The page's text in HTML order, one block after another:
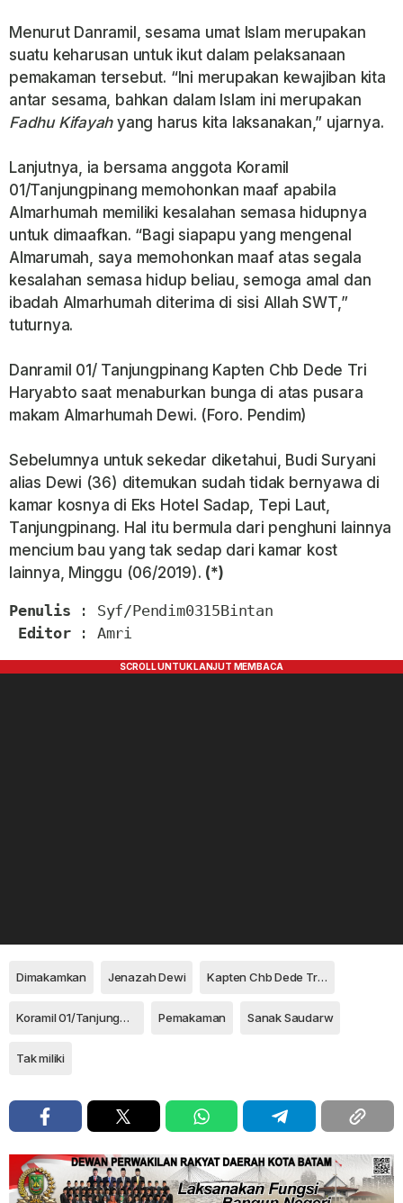
Menurut Danramil, sesama umat Islam merupakan
suatu keharusan untuk ikut dalam pelaksanaan
pemakaman tersebut. “Ini merupakan kewajiban kita
antar sesama, bahkan dalam Islam ini merupakan
Fadhu Kifayahyang harus kita laksanakan,” ujarnya.
Lanjutnya, ia bersama anggota Koramil
01/Tanjungpinang memohonkan maaf apabila
Almarhumah memiliki kesalahan semasa hidupnya
untuk dimaafkan. “Bagi siapapu yang mengenal
Almarumah, saya memohonkan maaf atas segala
kesalahan semasa hidup beliau, semoga amal dan
ibadah Almarhumah diterima di sisi Allah SWT,”
tuturnya.
Danramil 01/ Tanjungpinang Kapten Chb Dede Tri
Haryabto saat menaburkan bunga di atas pusara
makam Almarhumah Dewi. (Foro. Pendim)
Sebelumnya untuk sekedar diketahui, Budi Suryani
alias Dewi (36) ditemukan sudah tidak bernyawa di
kamar kosnya di Eks Hotel Sadap, Tepi Laut,
Tanjungpinang. Hal itu bermula dari penghuni lainnya
mencium bau yang tak sedap dari kamar kost
lainnya, Minggu (06/2019). (*)
Penulis : Syf/Pendim0315Bintan
Editor : Amri
Dimakamkan Jenazah Dewi Kapten Chb Dede Tri Haryanto/
Koramil 01/Tanjungpinang Pemakaman Sanak Saudarw
Tak miliki